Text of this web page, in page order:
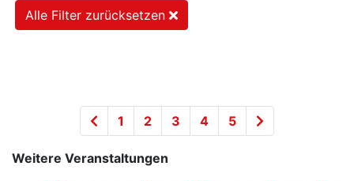
Alle Filter zurücksetzen
1 2 3 4 5
Weitere Veranstaltungen